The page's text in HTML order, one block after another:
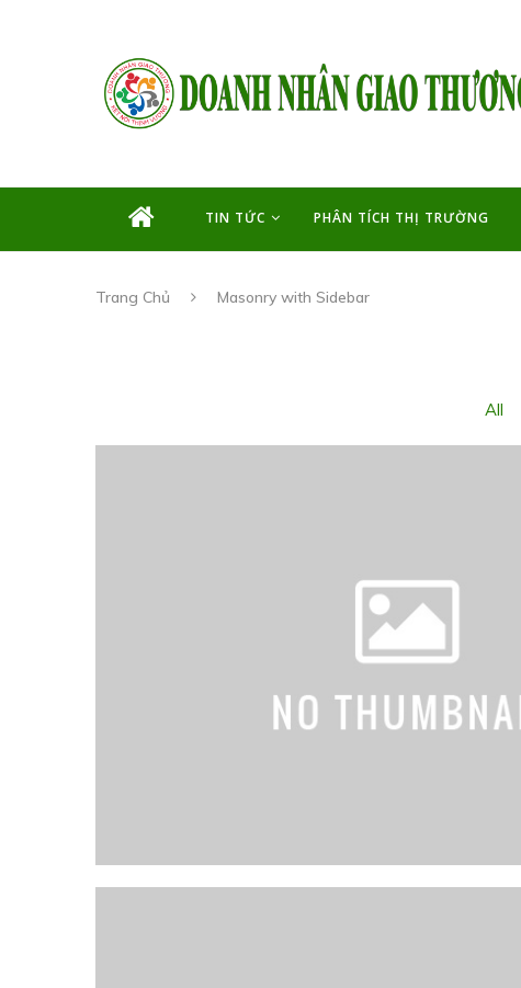
TIN TỨC PHÂN TÍCH THỊ TRƯỜNG
Trang Chủ Masonry with Sidebar
All